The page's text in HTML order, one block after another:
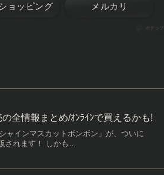
ョッピング メルカリ
ポチップ
全情報まとめ/ｵﾝﾗｲﾝで買えるかも!
ャインマスカットボンボン」が、ついに
されます！ しかも…